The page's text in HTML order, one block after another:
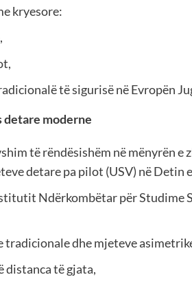
kryesore:
të sigurisë në Evropën
moderne
të rëndësishëm në mënyrën
detare pa pilot (USV) në Detin
Ndërkombëtar për Studime
dhe mjeteve
distanca të gjata,